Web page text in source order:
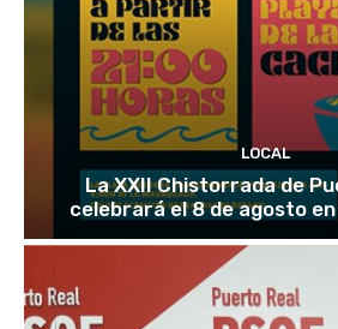
LOCAL
La XXII Chistorrada de
celebrará el 8 de agosto